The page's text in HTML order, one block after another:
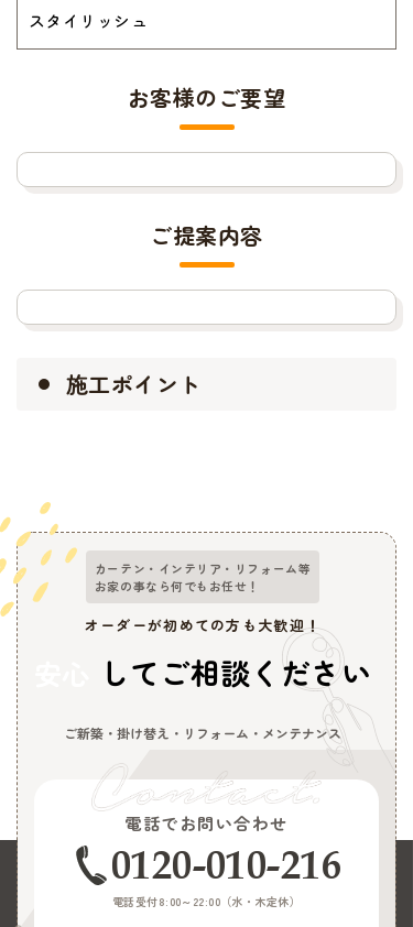
スタイリッシュ
お客様のご要望
ご提案内容
施工ポイント
カーテン・インテリア・リフォーム等
お家の事なら何でもお任せ！
オーダーが初めての方も大歓迎！
してご相談ください
ご新築・掛け替え・リフォーム・メンテナンス
電話でお問い合わせ
0120-010-216
電話受付8:00～22:00（水・木定休）